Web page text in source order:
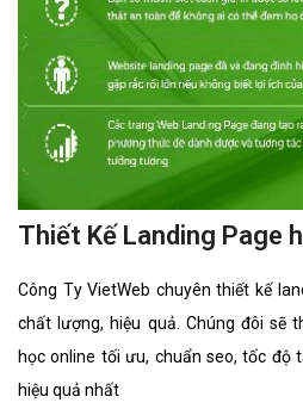
Thiết Kế Landing Page
Công Ty VietWeb chuyên thiết kế
chất lượng, hiệu quả. Chúng đôi sẽ
học online tối ưu, chuẩn seo, tốc độ
hiệu quả nhất